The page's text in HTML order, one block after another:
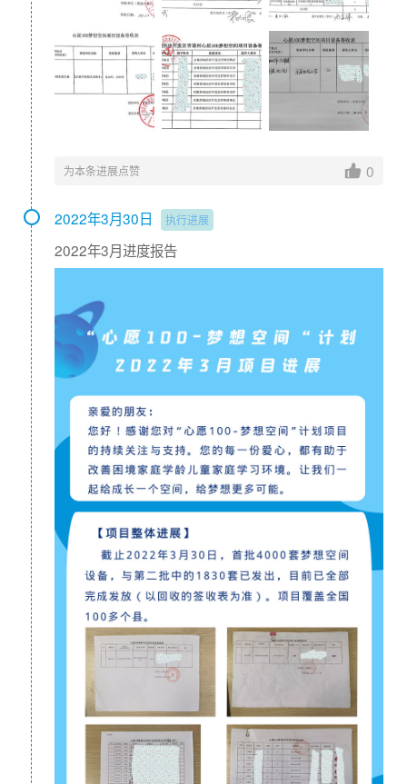
小强在家学习的地方是在铺在地上的一块凉席，奶奶
说，夏天太热这样凉快些，天冷了就到床上写。小强学
习的时候，奶奶常常在旁边给他打着扇子。
小强对学习充满热情，是一年级小学生对知识的渴
望，一本语文书已经要翻烂了，他仍然喜欢用手指
划过上面的每一个字。他在凉席上一会儿趴着读，
一会躺着念，一会儿又调转方向撅起屁股写，一副
自得其乐的样子。
为本条进展点赞 0
2022年3月30日 执行进展
2022年3月进度报告